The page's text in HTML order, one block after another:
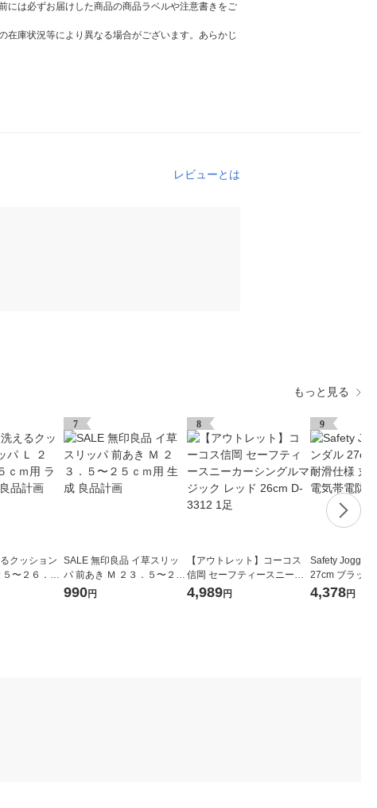
には必ずお届けした商品の商品ラベルや注意書きをご
在庫状況等により異なる場合がございます。あらかじ
レビューとは
もっと見る
クッション
〜２６．５
ルー 良品計
7
SALE 無印良品 イ草スリッ
パ 前あき Ｍ ２３．５〜２５
ｃｍ用 生成 良品計画
990円
8
【アウトレット】コーコス
信岡 セーフティースニーカ
ーシングルマジック レッド
4,989円
9
Safety Jogger
27cm ブラック
洗い可能 静電
4,378円